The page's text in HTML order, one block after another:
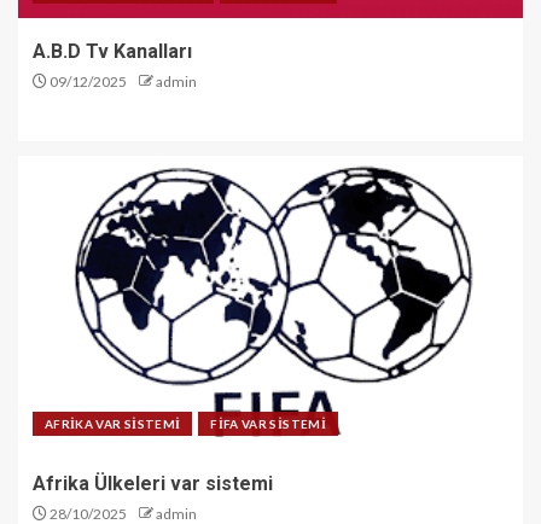
A.B.D Tv Kanalları
09/12/2025 admin
AFRİKA VAR SİSTEMİ FİFA VAR SİSTEMİ
Afrika Ülkeleri var sistemi
28/10/2025 admin